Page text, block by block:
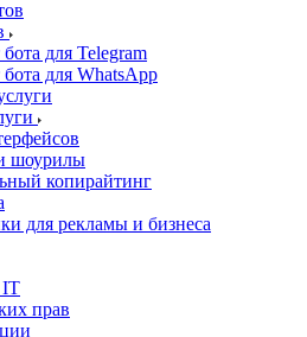
бота для Telegram
бота для WhatsApp
шоурилы
копирайтинг
для рекламы и бизнеса
IT
прав